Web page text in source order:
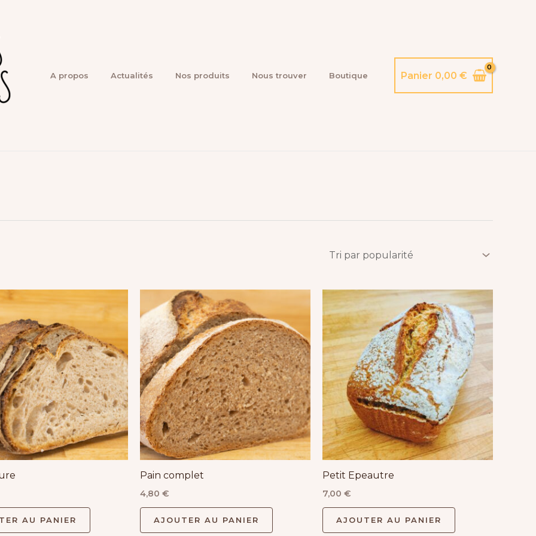
A propos Actualités Nos produits Nous trouver Boutique Panier 0,00 €
AU PANIER
Pain complet
4,80 €
AJOUTER AU PANIER
Petit Epeautre
7,00 €
AJOUTER AU PANIER